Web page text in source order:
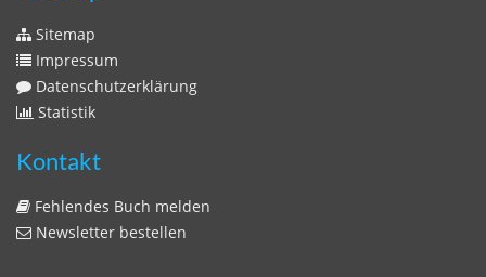
Impressum
Datenschutzerklärung